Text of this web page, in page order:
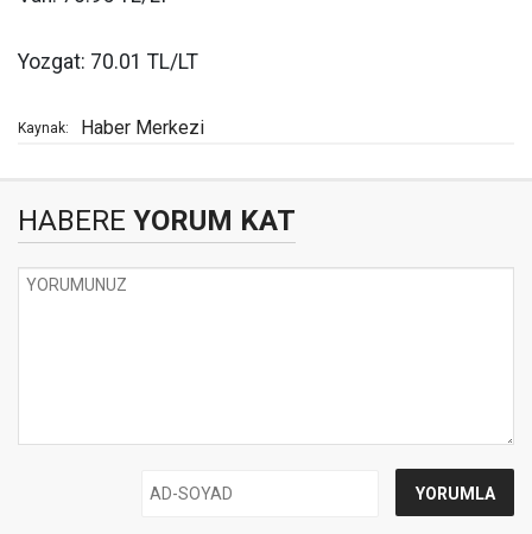
Yozgat: 70.01 TL/LT
Kaynak: Haber Merkezi
HABERE YORUM KAT